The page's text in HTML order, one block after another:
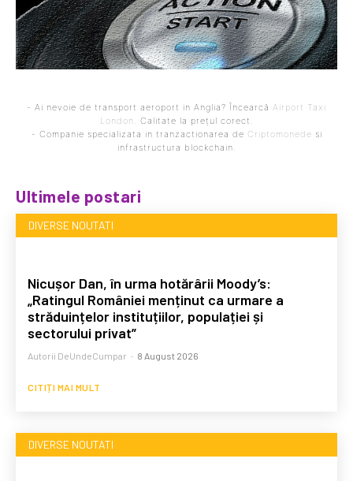
- Ai nevoie de transport aeroport in Anglia? Încearcă Airport Taxi
London . Calitate la prețul corect.
- Companie specializata in tranzactionarea de Criptomonede si
infrastructura blockchain.
Ultimele postari
DIVERSE NOUTATI
Nicușor Dan, în urma hotărârii Moody’s:
„Ratingul României menținut ca urmare a
străduințelor instituțiilor, populației și
sectorului privat”
Autorii DeUndeCumpar - 8 August 2026
CITIȚI MAI MULT
DIVERSE NOUTATI